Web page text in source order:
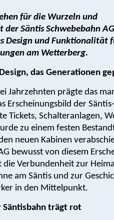
für die Wurzeln und
Säntis Schwebebahn
Design und Funktionalität
am Wetterberg.
das Generationen
Jahrzehnten prägte das
Erscheinungsbild der Säntis-
Tickets, Schalteranlagen,
zu einem festen
neuen Kabinen
bewusst von diesem
die Verbundenheit zur
am Säntis und zur
in den Mittelpunkt.
Säntisbahn trägt rot